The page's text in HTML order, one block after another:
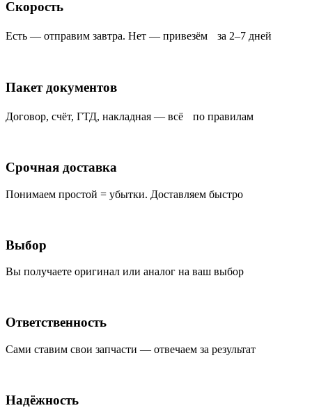
Скорость
Есть — отправим завтра. Нет — привезём за 2–7 дней
Пакет документов
Договор, счёт, ГТД, накладная — всё по правилам
Срочная доставка
Понимаем простой = убытки. Доставляем быстро
Выбор
Вы получаете оригинал или аналог на ваш выбор
Ответственность
Сами ставим свои запчасти — отвечаем за результат
Надёжность